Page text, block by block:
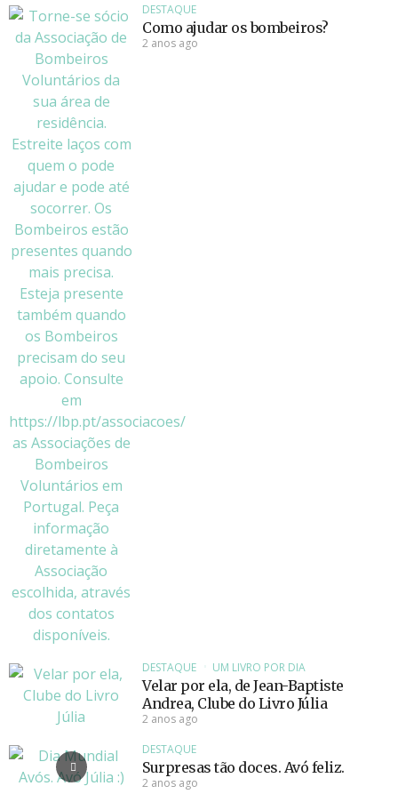
DESTAQUE
Como ajudar os bombeiros?
2 anos ago
DESTAQUE UM LIVRO POR DIA
Velar por ela, de Jean-Baptiste
Andrea, Clube do Livro Júlia
2 anos ago
DESTAQUE
Surpresas tão doces. Avó feliz.
2 anos ago